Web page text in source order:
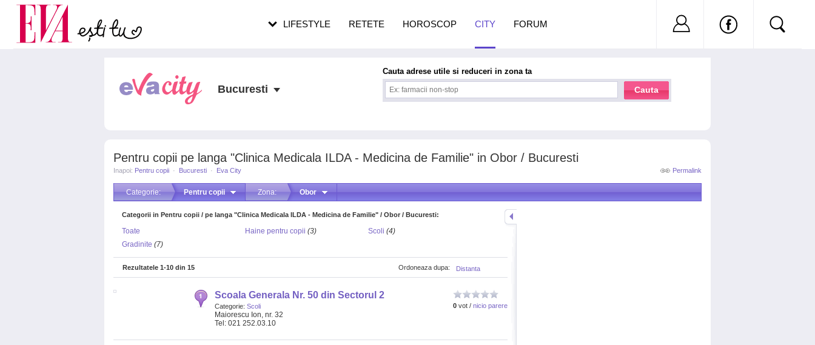
Pentru copii pe langa "Clinica Medicala ILDA - Medicina de Familie" in Obor / Bucuresti
Permalink
Inapoi: Pentru copii · Bucuresti · Eva City
Categorie: Pentru copii Zona: Obor
Categorii in Pentru copii / pe langa "Clinica Medicala ILDA - Medicina de Familie" / Obor / Bucuresti:
Toate Haine pentru copii (3) Scoli (4)
Gradinite (7)
Distanta
Ordoneaza dupa:
Rezultatele 1-10 din 15
0 vot / nicio parere
Scoala Generala Nr. 50 din Sectorul 2
Categorie: Scoli
Maiorescu Ion, nr. 32
Tel: 021 252.03.10
Bucuresti
Cauta adrese utile si reduceri in zona ta
Cauta
LIFESTYLE RETETE HOROSCOP CITY FORUM Nu ai cont?
Carieră
Actualitate